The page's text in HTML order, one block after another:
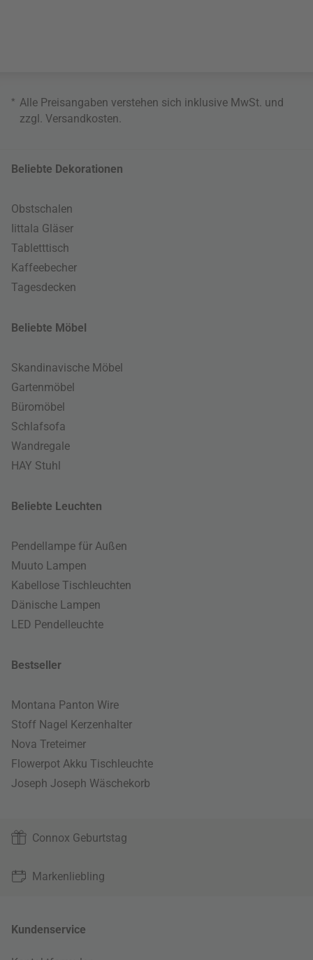
* Alle Preisangaben verstehen sich inklusive MwSt. und
zzgl. Versandkosten
Beliebte Dekorationen
Obstschalen
Iittala Gläser
Tabletttisch
Kaffeebecher
Tagesdecken
Beliebte Möbel
Skandinavische Möbel
Gartenmöbel
Büromöbel
Schlafsofa
Wandregale
HAY Stuhl
Beliebte Leuchten
Pendellampe für Außen
Muuto Lampen
Kabellose Tischleuchten
Dänische Lampen
LED Pendelleuchte
Bestseller
Montana Panton Wire
Stoff Nagel Kerzenhalter
Nova Treteimer
Flowerpot Akku Tischleuchte
Joseph Joseph Wäschekorb
Connox Geburtstag
Markenliebling
Kundenservice